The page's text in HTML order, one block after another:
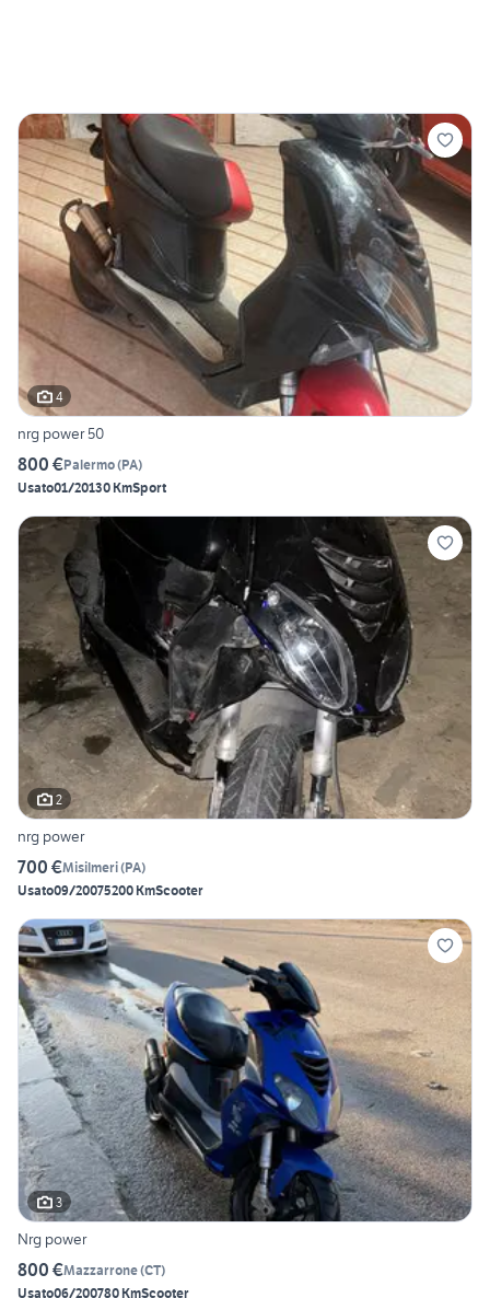
4
nrg power 50
800 €Palermo(PA)
Usato01/20130 KmSport
2
nrg power
700 €Misilmeri(PA)
Usato09/20075200 KmScooter
3
Nrg power
800 €Mazzarrone(CT)
Usato06/200780 KmScooter